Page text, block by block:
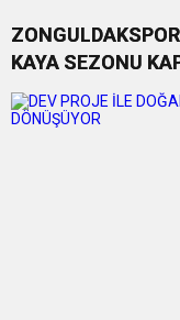
KAYA SEZONU